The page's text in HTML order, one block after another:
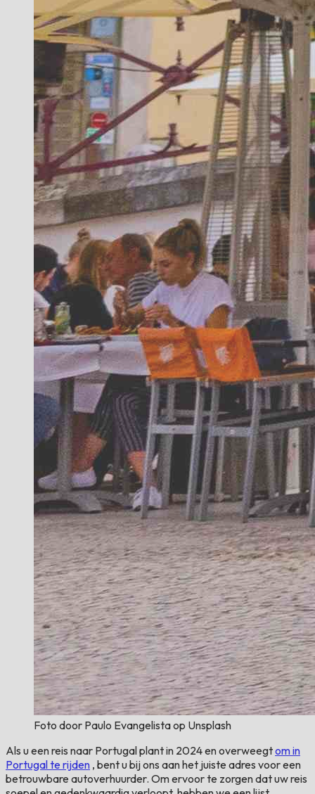
Foto door Paulo Evangelista op Unsplash
Als u een reis naar Portugal plant in 2024 en overweegtom in
Portugal te rijden , bent u bij ons aan het juiste adres voor een
betrouwbare autoverhuurder. Om ervoor te zorgen dat uw reis